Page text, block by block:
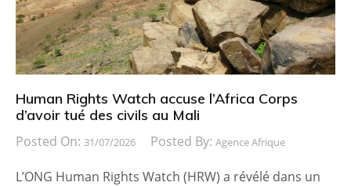
Human Rights Watch accuse l’Africa Corps
d’avoir tué des civils au Mali
Posted On: 31/07/2026 Posted By: Agence Afrique
L’ONG Human Rights Watch (HRW) a révélé dans un